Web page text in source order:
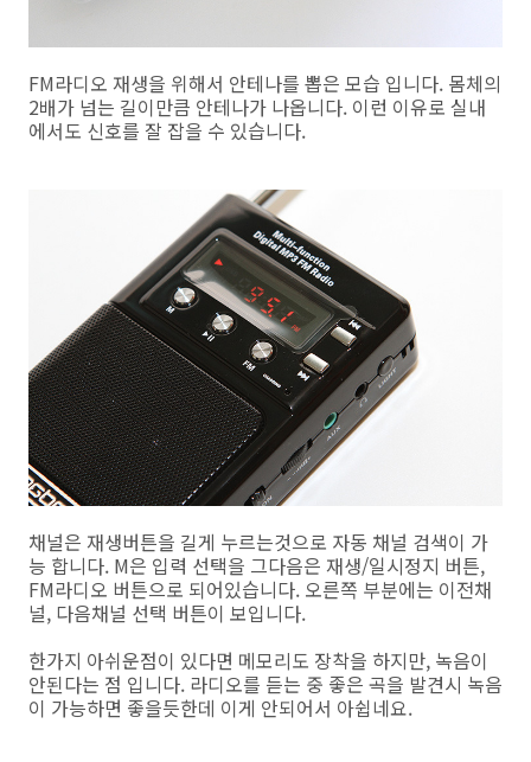
FM라디오 재생을 위해서 안테나를 뽑은 모습 입니다. 몸체의
2배가 넘는 길이만큼 안테나가 나옵니다. 이런 이유로 실내
에서도 신호를 잘 잡을 수 있습니다.
채널은 재생버튼을 길게 누르는것으로 자동 채널 검색이 가
능 합니다. M은 입력 선택을 그다음은 재생/일시정지 버튼,
FM라디오 버튼으로 되어있습니다. 오른쪽 부분에는 이전채
널, 다음채널 선택 버튼이 보입니다.
한가지 아쉬운점이 있다면 메모리도 장착을 하지만, 녹음이
안된다는 점 입니다. 라디오를 듣는 중 좋은 곡을 발견시 녹음
이 가능하면 좋을듯한데 이게 안되어서 아쉽네요.